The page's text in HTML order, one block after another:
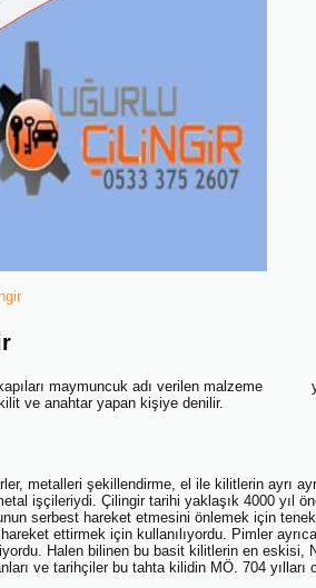
maymuncuk adı verilen malzeme
ve anahtar yapan kişiye denilir.
metalleri şekillendirme, el ile kilitlerin ayrı ayrı
işçileriydi. Çilingir tarihi yaklaşık 4000 yıl
serbest hareket etmesini önlemek için
ettirmek için kullanılıyordu. Pimler
Halen bilinen bu basit kilitlerin en eskisi,
ve tarihçiler bu tahta kilidin MÖ. 704 yılları